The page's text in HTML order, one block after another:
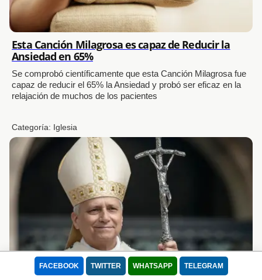
Usamos cookies para mejorar tu experiencia.
la experiencia de usuario, la velocidad y la seguridad durante su visita. Se
utilizan para adaptar el contenido de la web a las preferencias del Usuario
y optimizar el uso, las cuales permiten que el dispositivo muestre
adecuadamente el servicio ofrecido, adaptada a sus necesidades. Puede
retirar su consentimiento u oponerse al procesamiento de datos basado en
intereses legítimos en cualquier momento haciendo clic en "Configuración"
o en nuestra Política de Cookies en este sitio web
Lee nuestra Política de Privacidad
Aceptar todo Rechazar
FACEBOOK TWITTER WHATSAPP TELEGRAM
Esta Canción Milagrosa es capaz de Reducir la
Ansiedad en 65%
Se comprobó científicamente que esta Canción Milagrosa fue
capaz de reducir el 65% la Ansiedad y probó ser eficaz en la
relajación de muchos de los pacientes
Categoría: Iglesia